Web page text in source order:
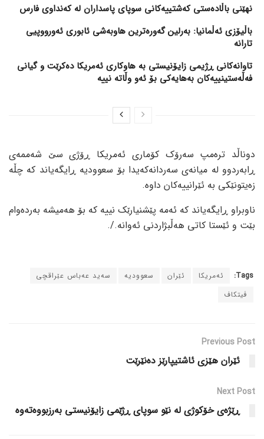
نهێنی باڵادەستی کەشتییەکانی سوپای پاسداران لە کەنداوی فارس
باڵیۆزی ئەڵمانیا: بەرلین گەورەترین هاوبەشی ئابوری ئەورووپیی
تارانە
تاوانەکانی ڕژیمی زایۆنیستی بە هاوکاری ئەمریکا دەکرێت و گیانی
فەڵەستینییەکان بەهایەکی بۆ ئەو وڵاتە نییە
دوناڵد ترەمپ سەرۆک کۆماری ئەمریکا ڕۆژی سێ شەممەی
ڕابەردوو لە میانەی سەردانەکەیدا بۆ سعوودیە ڕایگەیاند کە چڵە
زەیتونێکی بە ئێرانییەکان داوە.
ناوبراو ڕایگەیاند کە ئەمە پێشنیارێک نییە کە بۆ هەمیشە بەردەوام
بێت و ئێستا کاتی هەڵبژاردنی ئەوانە./.
Tags: ئەمریکا ئێران سعوودیە
سەید عەباس عێراقچی
ڤیتکاف
Previous Post
ئێران هێزی ئاشتیپارێز دەنێرێت
Next Post
ڕێژەی خۆکوژی لە نێو سوپای ڕژێمی زایۆنیستی بەرزبووەتەوە